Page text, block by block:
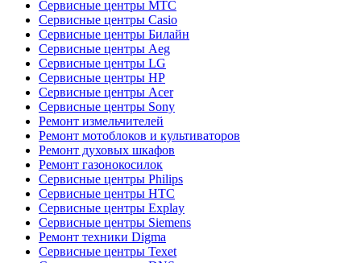
Сервисные центры МТС
Сервисные центры Casio
Сервисные центры Билайн
Сервисные центры Aeg
Сервисные центры LG
Сервисные центры HP
Сервисные центры Acer
Сервисные центры Sony
Ремонт измельчителей
Ремонт мотоблоков и культиваторов
Ремонт духовых шкафов
Ремонт газонокосилок
Сервисные центры Philips
Сервисные центры HTC
Сервисные центры Explay
Сервисные центры Siemens
Ремонт техники Digma
Сервисные центры Texet